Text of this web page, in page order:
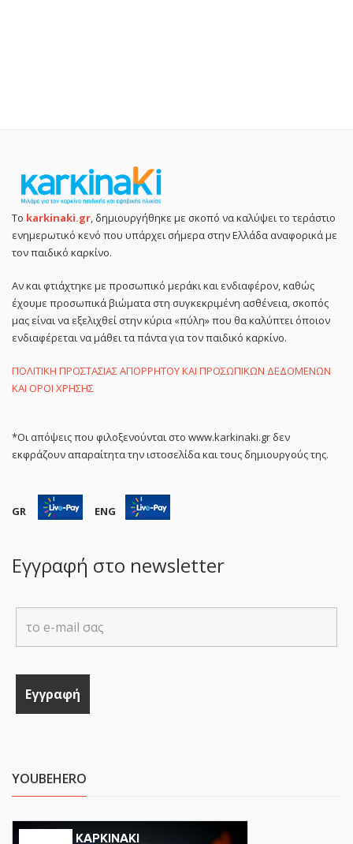
Το karkinaki.gr, δημιουργήθηκε με σκοπό να καλύψει το τεράστιο
ενημερωτικό κενό που υπάρχει σήμερα στην Ελλάδα αναφορικά με
τον παιδικό καρκίνο.
Αν και φτιάχτηκε με προσωπικό μεράκι και ενδιαφέρον, καθώς
έχουμε προσωπικά βιώματα στη συγκεκριμένη ασθένεια, σκοπός
μας είναι να εξελιχθεί στην κύρια «πύλη» που θα καλύπτει όποιον
ενδιαφέρεται να μάθει τα πάντα για τον παιδικό καρκίνο.
ΠΟΛΙΤΙΚΗ ΠΡΟΣΤΑΣΙΑΣ ΑΠΟΡΡΗΤΟΥ ΚΑΙ ΠΡΟΣΩΠΙΚΩΝ ΔΕΔΟΜΕΝΩΝ
ΚΑΙ ΟΡΟΙ ΧΡΗΣΗΣ
*Οι απόψεις που φιλοξενούνται στο www.karkinaki.gr δεν
εκφράζουν απαραίτητα την ιστοσελίδα και τους δημιουργούς της.
GR ENG
Εγγραφή στο newsletter
YOUBEHERO